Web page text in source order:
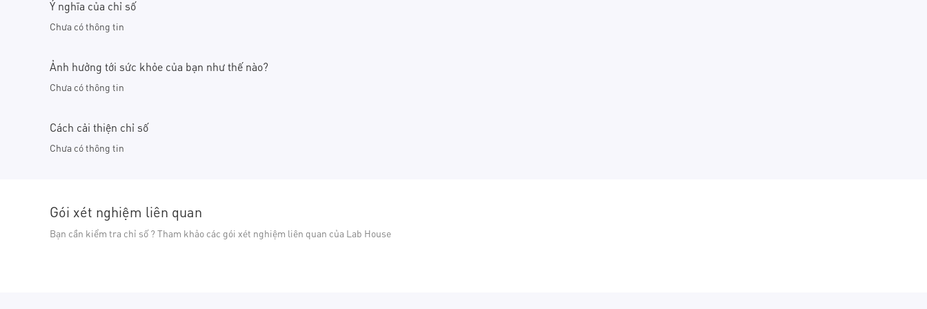
Ý nghĩa của chỉ số
Chưa có thông tin
Ảnh hưởng tới sức khỏe của bạn như thế nào?
Chưa có thông tin
Cách cải thiện chỉ số
Chưa có thông tin
Gói xét nghiệm liên quan
Bạn cần kiểm tra chỉ số ? Tham khảo các gói xét nghiệm liên quan của Lab House